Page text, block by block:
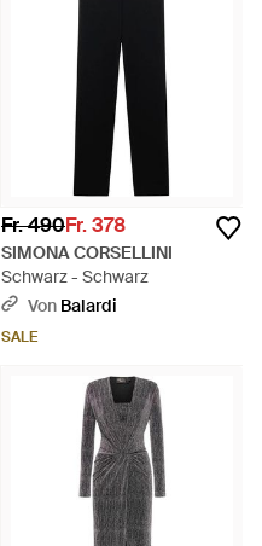
Fr. 490Fr. 378
SIMONA CORSELLINI
Schwarz - Schwarz
Von Balardi
SALE